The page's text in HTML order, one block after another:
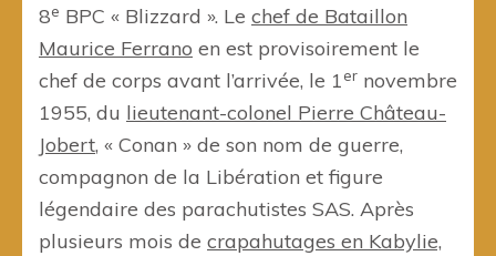
8e BPC « Blizzard ». Le chef de Bataillon
Maurice Ferrano en est provisoirement le
chef de corps avant l’arrivée, le 1er novembre
1955, du lieutenant-colonel Pierre Château-
Jobert, « Conan » de son nom de guerre,
compagnon de la Libération et figure
légendaire des parachutistes SAS. Après
plusieurs mois de crapahutages en Kabylie,